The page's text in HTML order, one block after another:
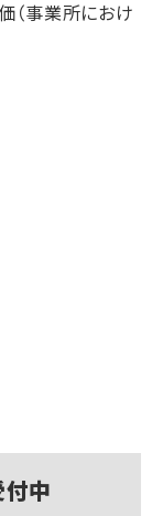
事業所におけ
付中